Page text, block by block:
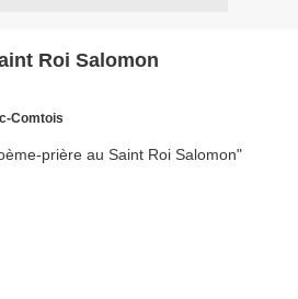
Roi Salomon
Comtois